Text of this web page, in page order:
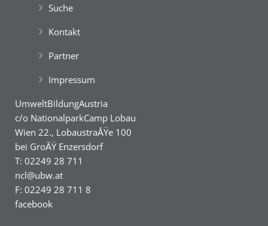
Suche
Kontakt
Partner
Impressum
UmweltBildungAustria
c/o NationalparkCamp Lobau
Wien 22., LobaustraĂŸe 100
bei GroĂŸ Enzersdorf
T: 02249 28 711
ncl@ubw.at
F: 02249 28 711 8
facebook